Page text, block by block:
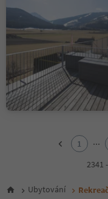
6
1 ...
2341
Ubytování